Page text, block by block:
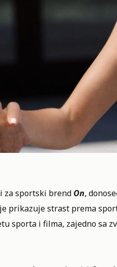
za sportski brend On,
prikazuje strast prema
sporta i filma, zajedno sa